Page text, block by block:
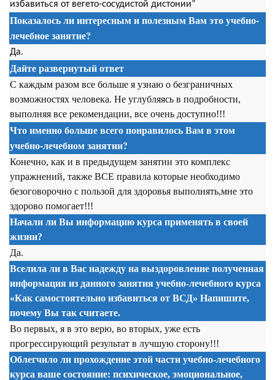
избавиться от вегето-сосудистой дистонии”
Показалось ли интересным и полезным Вам это учебно-
лечебное занятие?
Да.
Дайте развернутый ответ
С каждым разом все больше я узнаю о безграничных
возможностях человека. Не углубляясь в подробности,
выполняя все рекомендации, все очень доступно!!!
Что именно больше всего понравилось Вам в этом
учебно-лечебном занятии?
Конечно, как и в предыдущем занятии это комплекс
упражнений, также ВСЕ правила которые необходимо
безоговорочно с пользой для здоровья выполнять,мне это
здорово помогает!!!
Начали ли Вы информацию курса применять в своей
жизни?
Да.
Вселила ли в Вас надежду на выздоровление полученная
информация из данного занятия учебно-лечебного курса
«Как самостоятельно избавиться от ВСД» Напишите,
почему Вы так считаете.
Во первых, я в это верю, во вторых, уже есть
прогрессирующий результат в лучшую сторону!!!
Облегчило ли прохождение этой части учебно-лечебного
курса ваше состояние: психическое, эмоциональное,